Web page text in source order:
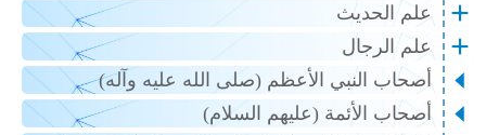
علم الحديث
علم الرجال
أصحاب النبي الأعظم (صلى الله عليه وآله)
أصحاب الأئمة (عليهم السلام)